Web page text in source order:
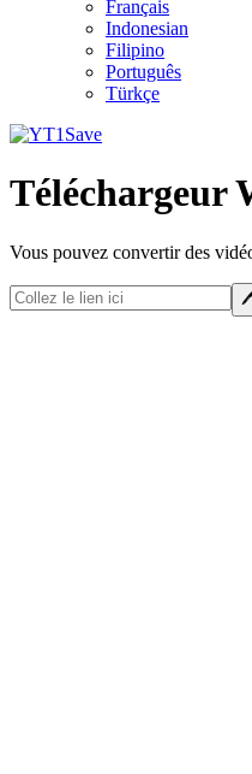
Français
Indonesian
Filipino
Português
Türkçe
Téléchargeur
Vous pouvez convertir des